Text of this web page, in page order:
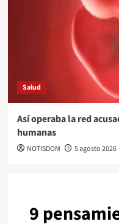
Salud
Así operaba la red
humanas
NOTISDOM 5 agosto 2026
9